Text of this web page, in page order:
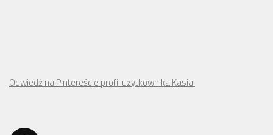
Odwiedź na Pintereście profil użytkownika Kasia.